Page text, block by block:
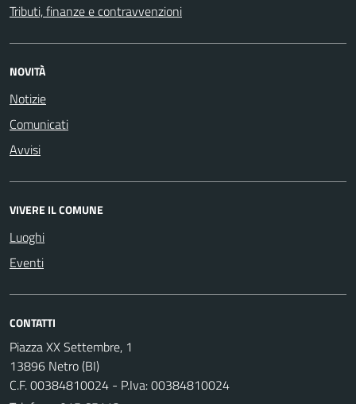
Tributi, finanze e contravvenzioni
NOVITÀ
Notizie
Comunicati
Avvisi
VIVERE IL COMUNE
Luoghi
Eventi
CONTATTI
Piazza XX Settembre, 1
13896 Netro (BI)
C.F. 00384810024 - P.Iva: 00384810024